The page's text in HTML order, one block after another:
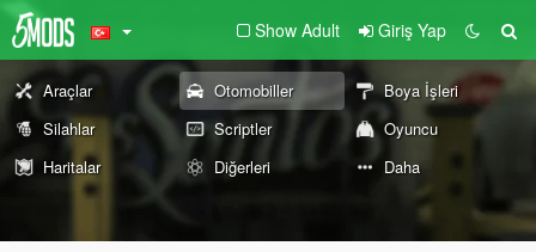
Show Adult Giriş Yap
Araçlar Otomobiller
Boya İşleri
Silahlar
Scriptler
Oyuncu
Haritalar
Diğerleri Daha